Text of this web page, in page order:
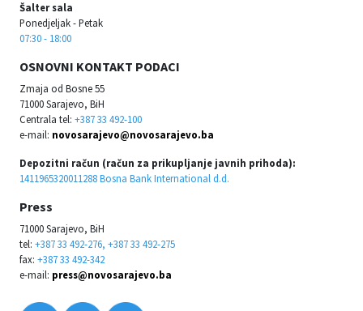
Šalter sala
Ponedjeljak - Petak
07:30 - 18:00
OSNOVNI KONTAKT PODACI
Zmaja od Bosne 55
71000 Sarajevo, BiH
Centrala tel: +387 33 492-100
e-mail: novosarajevo@novosarajevo.ba
Depozitni račun (račun za prikupljanje javnih prihoda):
1411965320011288 Bosna Bank International d.d.
Press
71000 Sarajevo, BiH
tel: +387 33 492-276, +387 33 492-275
fax: +387 33 492-342
e-mail: press@novosarajevo.ba